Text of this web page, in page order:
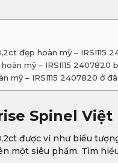
đẹp hoàn mỹ – IRSI115
mỹ – IRSI115 2407820
mỹ – IRSI115 2407820 ở
Spinel Việt
được ví như biểu
một siêu phẩm. Tìm